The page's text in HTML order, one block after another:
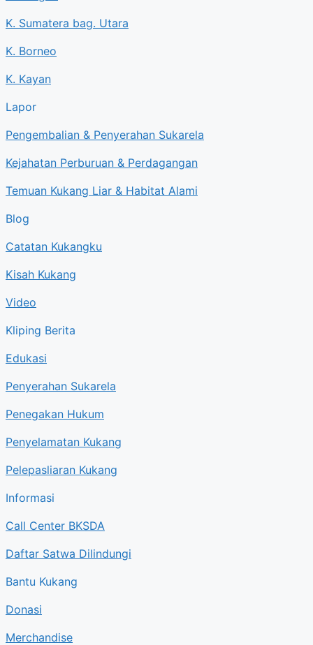
K. Sumatera bag. Utara
K. Borneo
K. Kayan
Lapor
Pengembalian & Penyerahan Sukarela
Kejahatan Perburuan & Perdagangan
Temuan Kukang Liar & Habitat Alami
Blog
Catatan Kukangku
Kisah Kukang
Video
Kliping Berita
Edukasi
Penyerahan Sukarela
Penegakan Hukum
Penyelamatan Kukang
Pelepasliaran Kukang
Informasi
Call Center BKSDA
Daftar Satwa Dilindungi
Bantu Kukang
Donasi
Merchandise